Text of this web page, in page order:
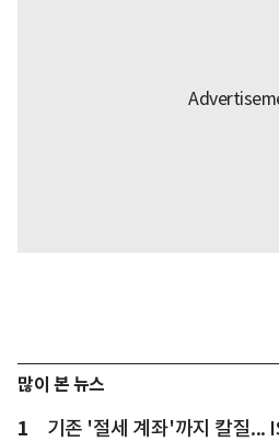
많이 본 뉴스
1 기존 '절세 계좌'까지 칼질...